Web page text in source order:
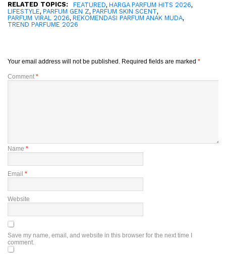
RELATED TOPICS: FEATURED, HARGA PARFUM HITS 2026,
LIFESTYLE, PARFUM GEN Z, PARFUM SKIN SCENT,
PARFUM VIRAL 2026, REKOMENDASI PARFUM ANAK MUDA,
TREND PARFUME 2026
Your email address will not be published. Required fields are marked *
Comment *
Name *
Email *
Website
Save my name, email, and website in this browser for the next time I
comment.